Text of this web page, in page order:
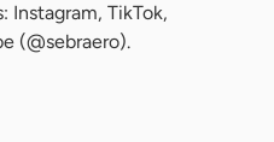
Instagram, TikTok,
(@sebraero).